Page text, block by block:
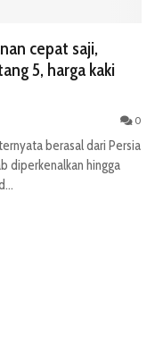
cepat saji,
5, harga kaki
0
berasal dari Persia
diperkenalkan hingga